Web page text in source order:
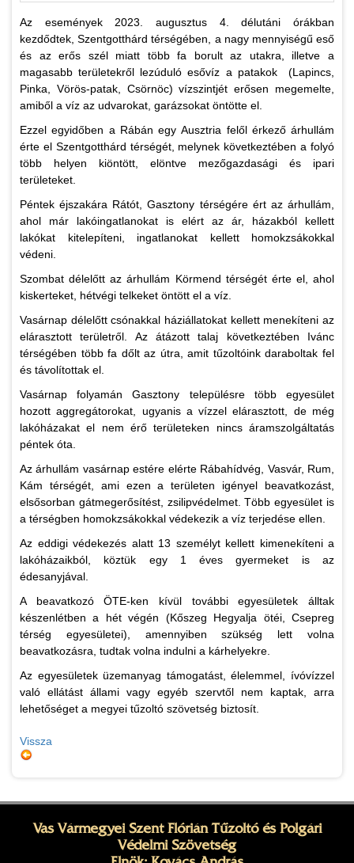
Az események 2023. augusztus 4. délutáni órákban
kezdődtek, Szentgotthárd térségében, a nagy mennyiségű eső
és az erős szél miatt több fa borult az utakra, illetve a
magasabb területekről lezúduló esővíz a patakok (Lapincs,
Pinka, Vörös-patak, Csörnöc) vízszintjét erősen megemelte,
amiből a víz az udvarokat, garázsokat öntötte el.
Ezzel egyidőben a Rábán egy Ausztria felől érkező árhullám
érte el Szentgotthárd térségét, melynek következtében a folyó
több helyen kiöntött, elöntve mezőgazdasági és ipari
területeket.
Péntek éjszakára Rátót, Gasztony térségére ért az árhullám,
ahol már lakóingatlanokat is elért az ár, házakból kellett
lakókat kitelepíteni, ingatlanokat kellett homokzsákokkal
védeni.
Szombat délelőtt az árhullám Körmend térségét érte el, ahol
kiskerteket, hétvégi telkeket öntött el a víz.
Vasárnap délelőtt csónakkal háziállatokat kellett menekíteni az
elárasztott területről. Az átázott talaj következtében Ivánc
térségében több fa dőlt az útra, amit tűzoltóink daraboltak fel
és távolítottak el.
Vasárnap folyamán Gasztony településre több egyesület
hozott aggregátorokat, ugyanis a vízzel elárasztott, de még
lakóházakat el nem érő területeken nincs áramszolgáltatás
péntek óta.
Az árhullám vasárnap estére elérte Rábahídvég, Vasvár, Rum,
Kám térségét, ami ezen a területen igényel beavatkozást,
elsősorban gátmegerősítést, zsilipvédelmet. Több egyesület is
a térségben homokzsákokkal védekezik a víz terjedése ellen.
Az eddigi védekezés alatt 13 személyt kellett kimenekíteni a
lakóházaikból, köztük egy 1 éves gyermeket is az
édesanyjával.
A beavatkozó ÖTE-ken kívül további egyesületek álltak
készenlétben a hét végén (Kőszeg Hegyalja ötéi, Csepreg
térség egyesületei), amennyiben szükség lett volna
beavatkozásra, tudtak volna indulni a kárhelyekre.
Az egyesületek üzemanyag támogatást, élelemmel, ívóvízzel
való ellátást állami vagy egyéb szervtől nem kaptak, arra
lehetőséget a megyei tűzoltó szövetség biztosít.
Vissza
Vas Vármegyei Szent Flórián Tűzoltó és Polgári
Védelmi Szövetség